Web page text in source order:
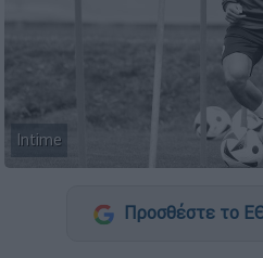
Intime
Προσθέστε το